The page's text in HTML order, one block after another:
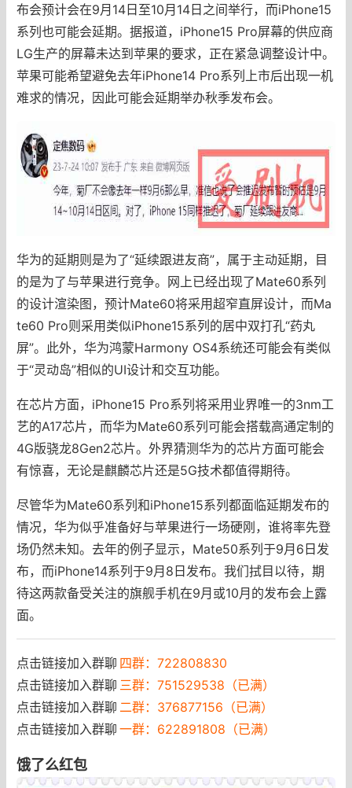
布会预计会在9月14日至10月14日之间举行，而iPhone15
系列也可能会延期。据报道，iPhone15 Pro屏幕的供应商
LG生产的屏幕未达到苹果的要求，正在紧急调整设计中。
苹果可能希望避免去年iPhone14 Pro系列上市后出现一机
难求的情况，因此可能会延期举办秋季发布会。
华为的延期则是为了“延续跟进友商”，属于主动延期，目
的是为了与苹果进行竞争。网上已经出现了Mate60系列
的设计渲染图，预计Mate60将采用超窄直屏设计，而Ma
te60 Pro则采用类似iPhone15系列的居中双打孔“药丸
屏”。此外，华为鸿蒙Harmony OS4系统还可能会有类似
于“灵动岛”相似的UI设计和交互功能。
在芯片方面，iPhone15 Pro系列将采用业界唯一的3nm工
艺的A17芯片，而华为Mate60系列可能会搭载高通定制的
4G版骁龙8Gen2芯片。外界猜测华为的芯片方面可能会
有惊喜，无论是麒麟芯片还是5G技术都值得期待。
尽管华为Mate60系列和iPhone15系列都面临延期发布的
情况，华为似乎准备好与苹果进行一场硬刚，谁将率先登
场仍然未知。去年的例子显示，Mate50系列于9月6日发
布，而iPhone14系列于9月8日发布。我们拭目以待，期
待这两款备受关注的旗舰手机在9月或10月的发布会上露
面。
点击链接加入群聊 四群：722808830
点击链接加入群聊 三群：751529538（已满）
点击链接加入群聊 二群：376877156（已满）
点击链接加入群聊 一群：622891808（已满）
饿了么红包